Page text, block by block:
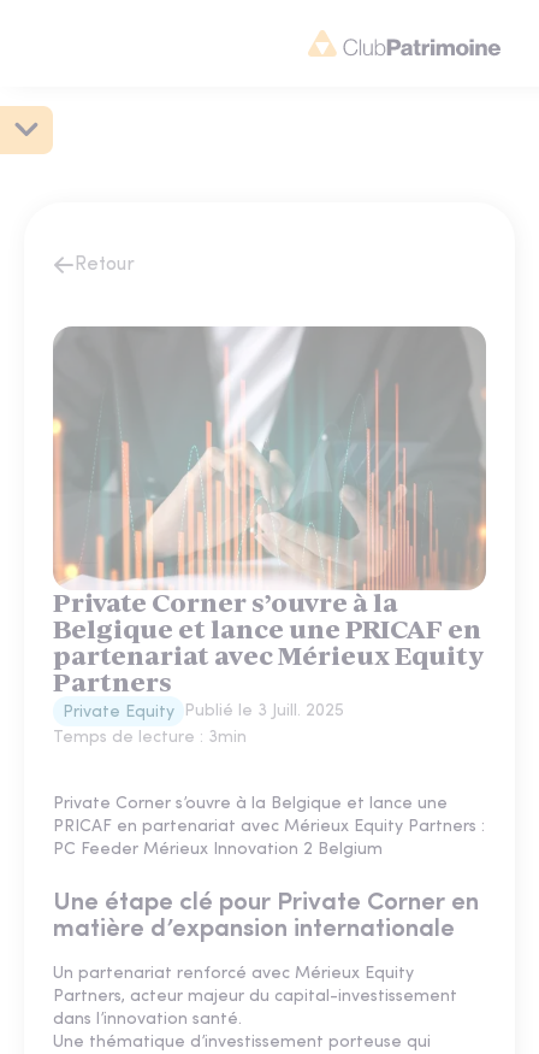
Retour
Private Corner s’ouvre à la
Belgique et lance une PRICAF en
partenariat avec Mérieux Equity
Partners
Private Equity Publié le 3 Juill. 2025
Temps de lecture : 3min
Private Corner s’ouvre à la Belgique et lance une
PRICAF en partenariat avec Mérieux Equity Partners :
PC Feeder Mérieux Innovation 2 Belgium
Une étape clé pour Private Corner en
matière d’expansion internationale
Un partenariat renforcé avec Mérieux Equity
Partners, acteur majeur du capital-investissement
dans l’innovation santé.
Une thématique d’investissement porteuse qui